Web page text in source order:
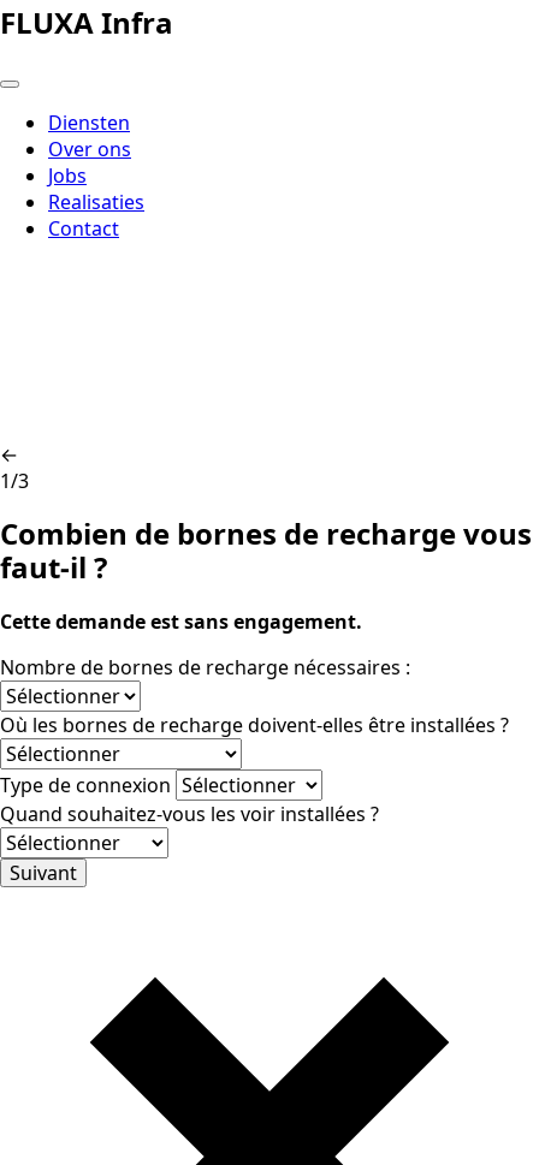
FLUXA Infra
Diensten
Over ons
Jobs
Realisaties
Contact
←
1/3
Combien de bornes de recharge vous
faut-il ?
Cette demande est sans engagement.
Nombre de bornes de recharge nécessaires :
Où les bornes de recharge doivent-elles être installées ?
Type de connexion
Quand souhaitez-vous les voir installées ?
Suivant